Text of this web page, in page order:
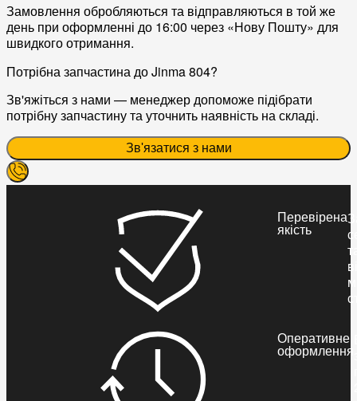
Замовлення обробляються та відправляються в той же
день при оформленні до 16:00 через «Нову Пошту» для
швидкого отримання.
Потрібна запчастина до Jinma 804?
Зв'яжіться з нами — менеджер допоможе підібрати
потрібну запчастину та уточнить наявність на складі.
Зв'язатися з нами
Перевірена
якість
Оперативне
оформлення